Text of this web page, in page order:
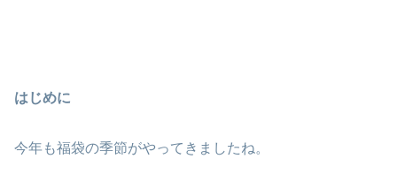
はじめに
今年も福袋の季節がやってきましたね。